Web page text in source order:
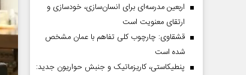
اربعین مدرسه‌ای برای انسان‌سازی، خودسازی و
ارتقای معنویت است
قشقاوی: چارچوب کلی تفاهم با عمان مشخص
شده است
پنطیکاستی، کاریزماتیک و جنبش حواریون جدید: